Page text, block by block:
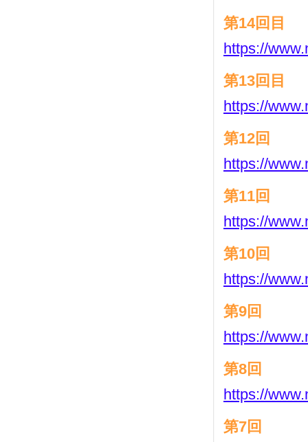
第14回目
https://
第13回目
https://
第12回
https://
第11回
https://
第10回
https://
第9回
https://
第8回
https://
第7回